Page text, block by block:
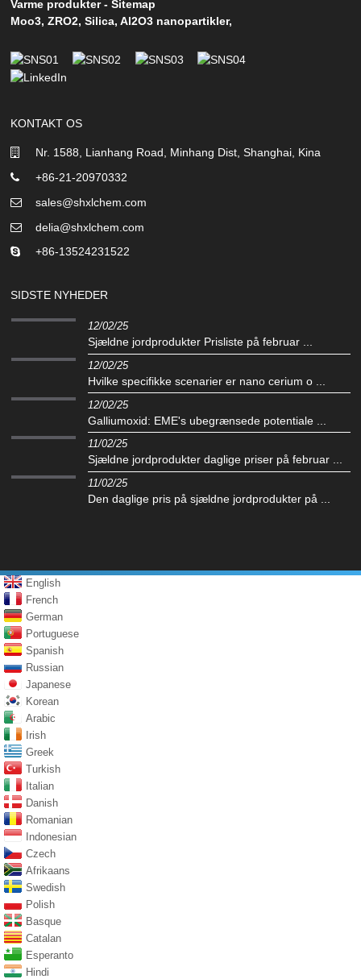
Varme produkter-Sitemap
Moo3,ZRO2,Silica,Al2O3 nanopartikler,
KONTAKT OS
Nr. 1588, Lianhang Road, Minhang Dist, Shanghai, Kina
+86-21-20970332
sales@shxlchem.com
delia@shxlchem.com
+86-13524231522
SIDSTE NYHEDER
12/02/25
Sjældne jordprodukter Prisliste på februar ...
12/02/25
Hvilke specifikke scenarier er nano cerium o ...
12/02/25
Galliumoxid: EME's ubegrænsede potentiale ...
11/02/25
Sjældne jordprodukter daglige priser på februar ...
11/02/25
Den daglige pris på sjældne jordprodukter på ...
English
French
German
Portuguese
Spanish
Russian
Japanese
Korean
Arabic
Irish
Greek
Turkish
Italian
Danish
Romanian
Indonesian
Czech
Afrikaans
Swedish
Polish
Basque
Catalan
Esperanto
Hindi